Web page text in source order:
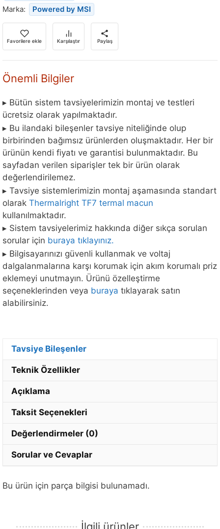
Marka:
Powered by MSI
Favorilere ekle Karşılaştır Paylaş
Önemli Bilgiler
▸ Bütün sistem tavsiyelerimizin montaj ve testleri
ücretsiz olarak yapılmaktadır.
▸ Bu ilandaki bileşenler tavsiye niteliğinde olup
birbirinden bağımsız ürünlerden oluşmaktadır. Her bir
ürünün kendi fiyatı ve garantisi bulunmaktadır. Bu
sayfadan verilen siparişler tek bir ürün olarak
değerlendirilemez.
▸ Tavsiye sistemlerimizin montaj aşamasında standart
olarak Thermalright TF7 termal macun
kullanılmaktadır.
▸ Sistem tavsiyelerimiz hakkında diğer sıkça sorulan
sorular için buraya tıklayınız.
▸ Bilgisayarınızı güvenli kullanmak ve voltaj
dalgalanmalarına karşı korumak için akım korumalı priz
eklemeyi unutmayın. Ürünü özelleştirme
seçeneklerinden veya buraya tıklayarak satın
alabilirsiniz.
Tavsiye Bileşenler
Teknik Özellikler
Açıklama
Taksit Seçenekleri
Değerlendirmeler (0)
Sorular ve Cevaplar
Bu ürün için parça bilgisi bulunamadı.